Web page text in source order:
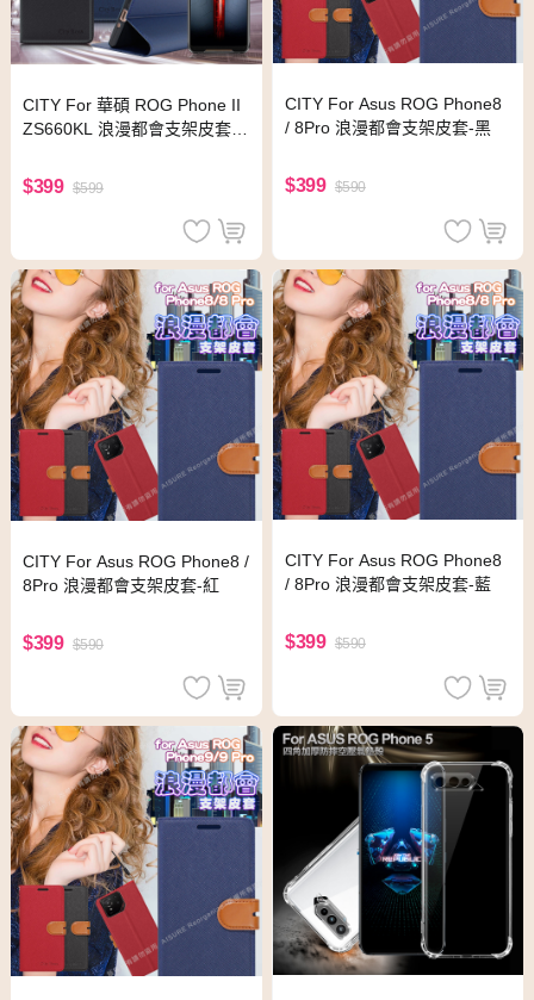
CITY For 華碩 ROG Phone II
ZS660KL 浪漫都會支架皮套-
$399 $599
CITY For Asus ROG Phone8
/ 8Pro 浪漫都會支架皮套-黑
$399 $590
CITY For Asus ROG Phone8 /
8Pro 浪漫都會支架皮套-紅
$399 $590
CITY For Asus ROG Phone8
/ 8Pro 浪漫都會支架皮套-藍
$399 $590